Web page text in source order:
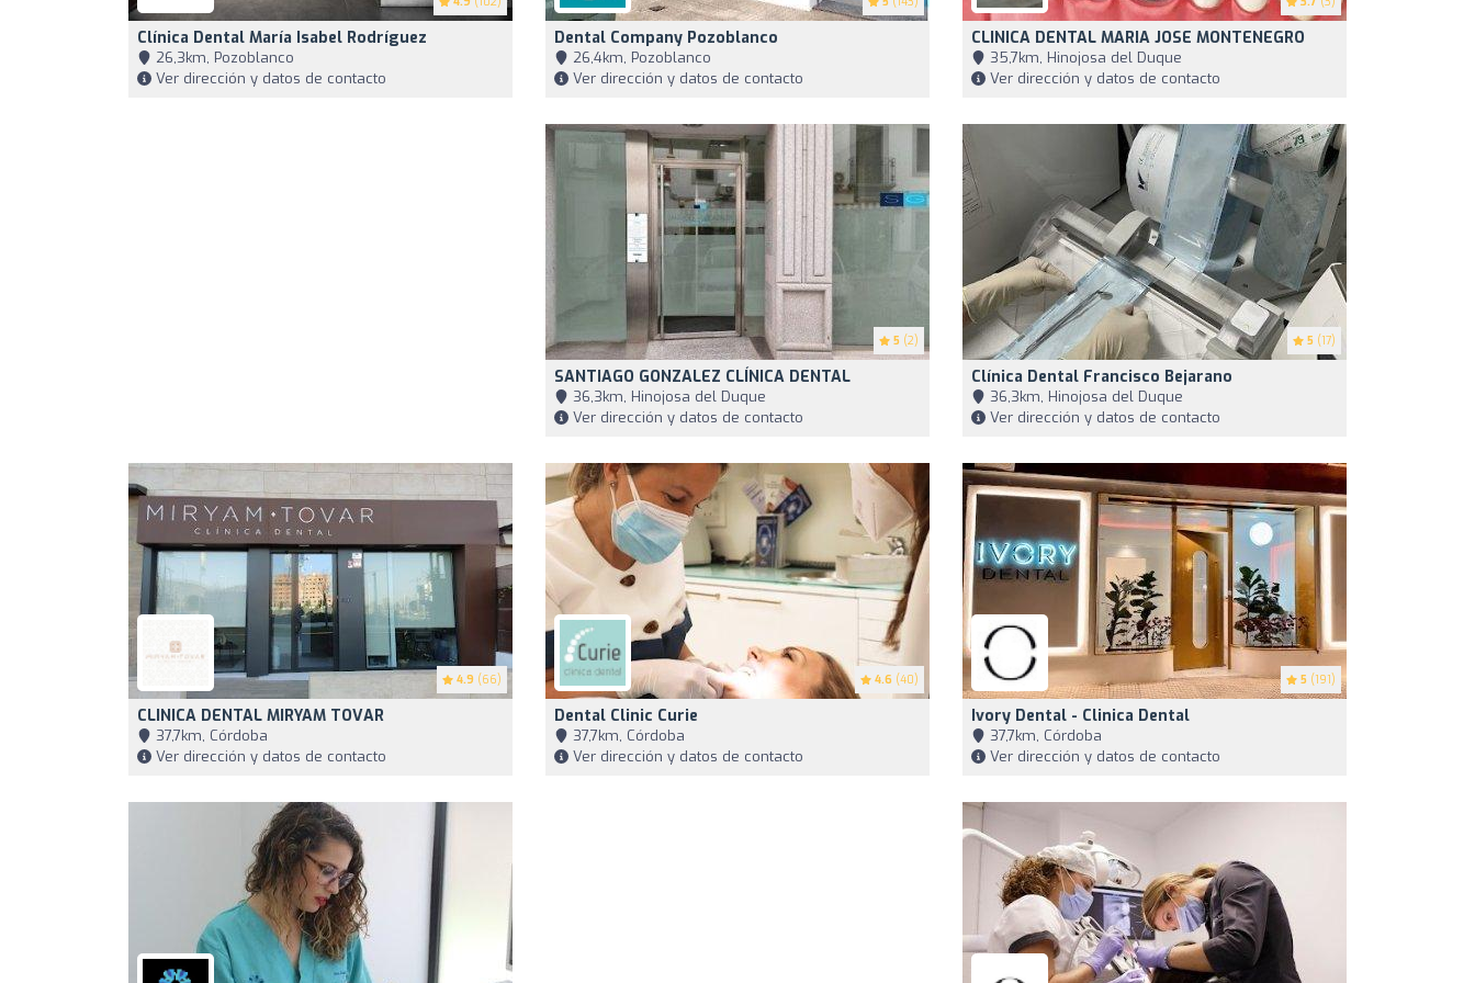
Clínica Dental María Isabel Rodríguez
26,3km, Pozoblanco
Ver dirección y datos de contacto
Dental Company Pozoblanco
26,4km, Pozoblanco
Ver dirección y datos de contacto
CLINICA DENTAL MARIA JOSE MONTENEGRO
35,7km, Hinojosa del Duque
Ver dirección y datos de contacto
5 (2)
SANTIAGO GONZALEZ CLÍNICA DENTAL
36,3km, Hinojosa del Duque
Ver dirección y datos de contacto
5 (17)
Clínica Dental Francisco Bejarano
36,3km, Hinojosa del Duque
Ver dirección y datos de contacto
4.9 (66)
CLINICA DENTAL MIRYAM TOVAR
37,7km, Córdoba
Ver dirección y datos de contacto
4.6 (40)
Dental Clinic Curie
37,7km, Córdoba
Ver dirección y datos de contacto
5 (191)
Ivory Dental - Clinica Dental
37,7km, Córdoba
Ver dirección y datos de contacto